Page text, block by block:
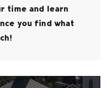
time and learn
you find what